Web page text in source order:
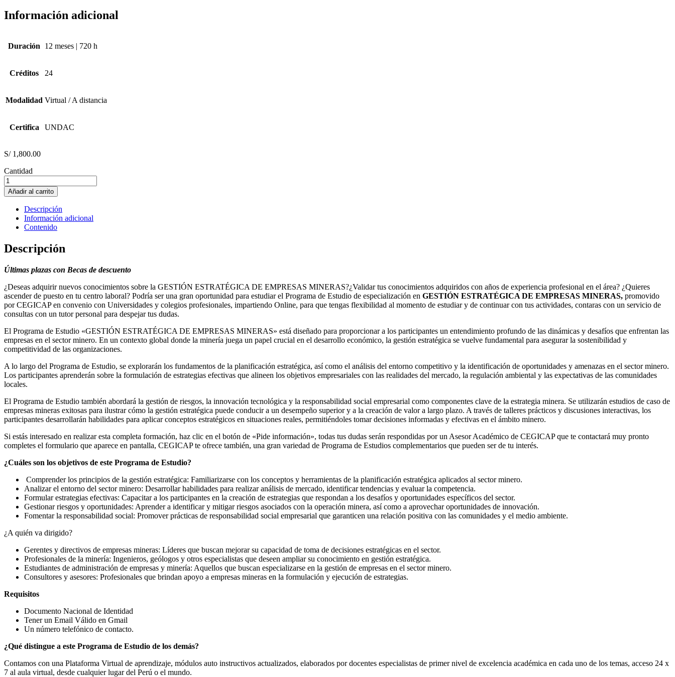
Información adicional
Duración 12 meses | 720 h
Créditos 24
Modalidad Virtual / A distancia
Certifica UNDAC
S/1,800.00
Cantidad
Gestión
Estratégica
de
Empresas
Mineras
cantidad
Añadir al carrito
Descripción
Información adicional
Contenido
Descripción
Últimas plazas con Becas de descuento
¿Deseas adquirir nuevos conocimientos sobre la GESTIÓN ESTRATÉGICA DE EMPRESAS MINERAS?¿Validar tus conocimientos adquiridos con años de experiencia profesional en el área? ¿Quieres
ascender de puesto en tu centro laboral? Podría ser una gran oportunidad para estudiar el Programa de Estudio de especialización en GESTIÓN ESTRATÉGICA DE EMPRESAS MINERAS, promovido
por CEGICAP en convenio con Universidades y colegios profesionales, impartiendo Online, para que tengas flexibilidad al momento de estudiar y de continuar con tus actividades, contaras con un servicio de
consultas con un tutor personal para despejar tus dudas.
El Programa de Estudio «GESTIÓN ESTRATÉGICA DE EMPRESAS MINERAS» está diseñado para proporcionar a los participantes un entendimiento profundo de las dinámicas y desafíos que enfrentan las
empresas en el sector minero. En un contexto global donde la minería juega un papel crucial en el desarrollo económico, la gestión estratégica se vuelve fundamental para asegurar la sostenibilidad y
competitividad de las organizaciones.
A lo largo del Programa de Estudio, se explorarán los fundamentos de la planificación estratégica, así como el análisis del entorno competitivo y la identificación de oportunidades y amenazas en el sector minero.
Los participantes aprenderán sobre la formulación de estrategias efectivas que alineen los objetivos empresariales con las realidades del mercado, la regulación ambiental y las expectativas de las comunidades
locales.
El Programa de Estudio también abordará la gestión de riesgos, la innovación tecnológica y la responsabilidad social empresarial como componentes clave de la estrategia minera. Se utilizarán estudios de caso de
empresas mineras exitosas para ilustrar cómo la gestión estratégica puede conducir a un desempeño superior y a la creación de valor a largo plazo. A través de talleres prácticos y discusiones interactivas, los
participantes desarrollarán habilidades para aplicar conceptos estratégicos en situaciones reales, permitiéndoles tomar decisiones informadas y efectivas en el ámbito minero.
Si estás interesado en realizar esta completa formación, haz clic en el botón de «Pide información», todas tus dudas serán respondidas por un Asesor Académico de CEGICAP que te contactará muy pronto
completes el formulario que aparece en pantalla, CEGICAP te ofrece también, una gran variedad de Programa de Estudios complementarios que pueden ser de tu interés.
¿Cuáles son los objetivos de este Programa de Estudio?
Comprender los principios de la gestión estratégica: Familiarizarse con los conceptos y herramientas de la planificación estratégica aplicados al sector minero.
Analizar el entorno del sector minero: Desarrollar habilidades para realizar análisis de mercado, identificar tendencias y evaluar la competencia.
Formular estrategias efectivas: Capacitar a los participantes en la creación de estrategias que respondan a los desafíos y oportunidades específicos del sector.
Gestionar riesgos y oportunidades: Aprender a identificar y mitigar riesgos asociados con la operación minera, así como a aprovechar oportunidades de innovación.
Fomentar la responsabilidad social: Promover prácticas de responsabilidad social empresarial que garanticen una relación positiva con las comunidades y el medio ambiente.
¿A quién va dirigido?
Gerentes y directivos de empresas mineras: Líderes que buscan mejorar su capacidad de toma de decisiones estratégicas en el sector.
Profesionales de la minería: Ingenieros, geólogos y otros especialistas que deseen ampliar su conocimiento en gestión estratégica.
Estudiantes de administración de empresas y minería: Aquellos que buscan especializarse en la gestión de empresas en el sector minero.
Consultores y asesores: Profesionales que brindan apoyo a empresas mineras en la formulación y ejecución de estrategias.
Requisitos
Documento Nacional de Identidad
Tener un Email Válido en Gmail
Un número telefónico de contacto.
¿Qué distingue a este Programa de Estudio de los demás?
Contamos con una Plataforma Virtual de aprendizaje, módulos auto instructivos actualizados, elaborados por docentes especialistas de primer nivel de excelencia académica en cada uno de los temas, acceso 24 x
7 al aula virtual, desde cualquier lugar del Perú o el mundo.